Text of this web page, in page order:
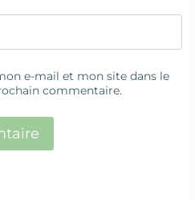
e-mail et mon site dans le
commentaire.